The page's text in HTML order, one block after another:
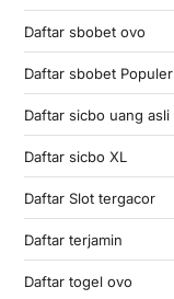
Daftar sbobet ovo
Daftar sbobet Populer
Daftar sicbo uang asli
Daftar sicbo XL
Daftar Slot tergacor
Daftar terjamin
Daftar togel ovo